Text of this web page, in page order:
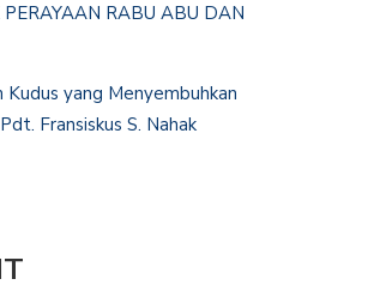
RABU ABU DAN
Kudus yang Menyembuhkan
Fransiskus S. Nahak